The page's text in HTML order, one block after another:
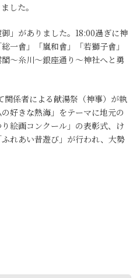
した。
」がありました。18:00過ぎに神
一會」「嵐和會」「若獅子會」
～糸川～銀座通り～神社へと勇
関係者による献湯祭（神事）が執
好きな熱海」をテーマに地元の
絵画コンクール」の表彰式、け
れあい昔遊び」が行われ、大勢